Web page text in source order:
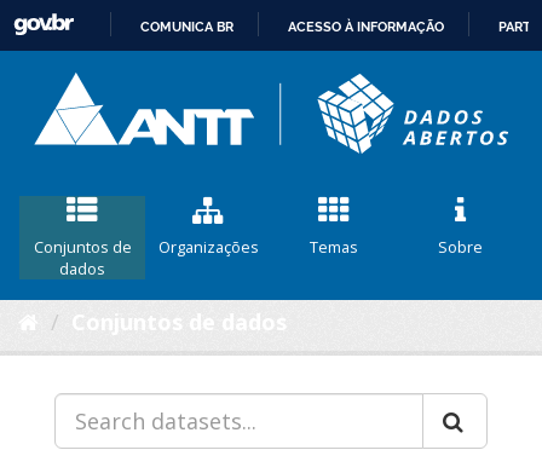
CONTEÚDO
COMUNICA BR ACESSO À INFORMAÇÃO
Conjuntos de
dados
Organizações Temas Sobre